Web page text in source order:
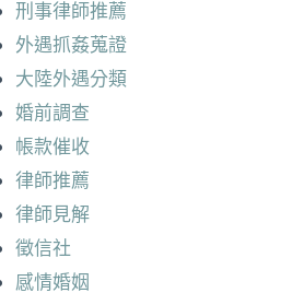
刑事律師推薦
外遇抓姦蒐證
大陸外遇分類
婚前調查
帳款催收
律師推薦
律師見解
徵信社
感情婚姻